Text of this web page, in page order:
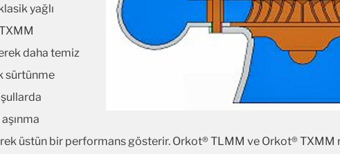
yağlı
daha temiz
sürtünme
üstün bir performans gösterir. Orkot® TLMM ve Orkot® TXMM